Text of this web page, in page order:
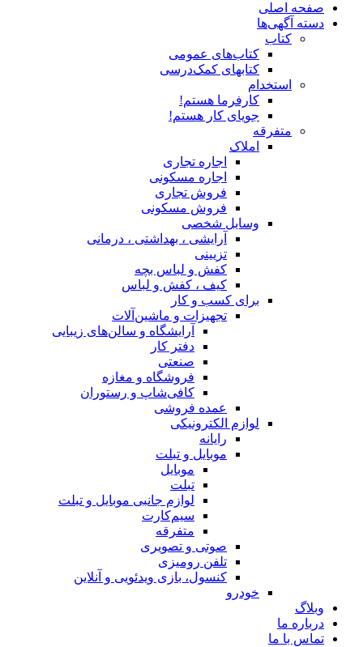
صفحه اصلی
دسته آگهی‌ها
کتاب
کتاب‌های عمومی
کتابهای کمک‌درسی
استخدام
کارفرما هستم!
جویای کار هستم!
متفرقه
املاک
اجاره تجاری
اجاره مسکونی
فروش تجاری
فروش مسکونی
وسایل شخصی
آرایشی ، بهداشتی ، درمانی
تزیینی
کفش و لباس بچه
کیف ، کفش و لباس
برای کسب و کار
تجهیزات و ماشین‌آلات
آرایشگاه و سالن‌های زیبایی
دفتر کار
صنعتی
فروشگاه و مغازه
کافی‌شاپ و رستوران
عمده فروشی
لوازم الکترونیکی
رایانه
موبایل و تبلت
موبایل
تبلت
لوازم جانبی موبایل و تبلت
سیم‌کارت
متفرقه
صوتی و تصویری
تلفن رومیزی
کنسول، بازی‌ ویدئویی و آنلاین
خودرو
وبلاگ
درباره ما
تماس با ما